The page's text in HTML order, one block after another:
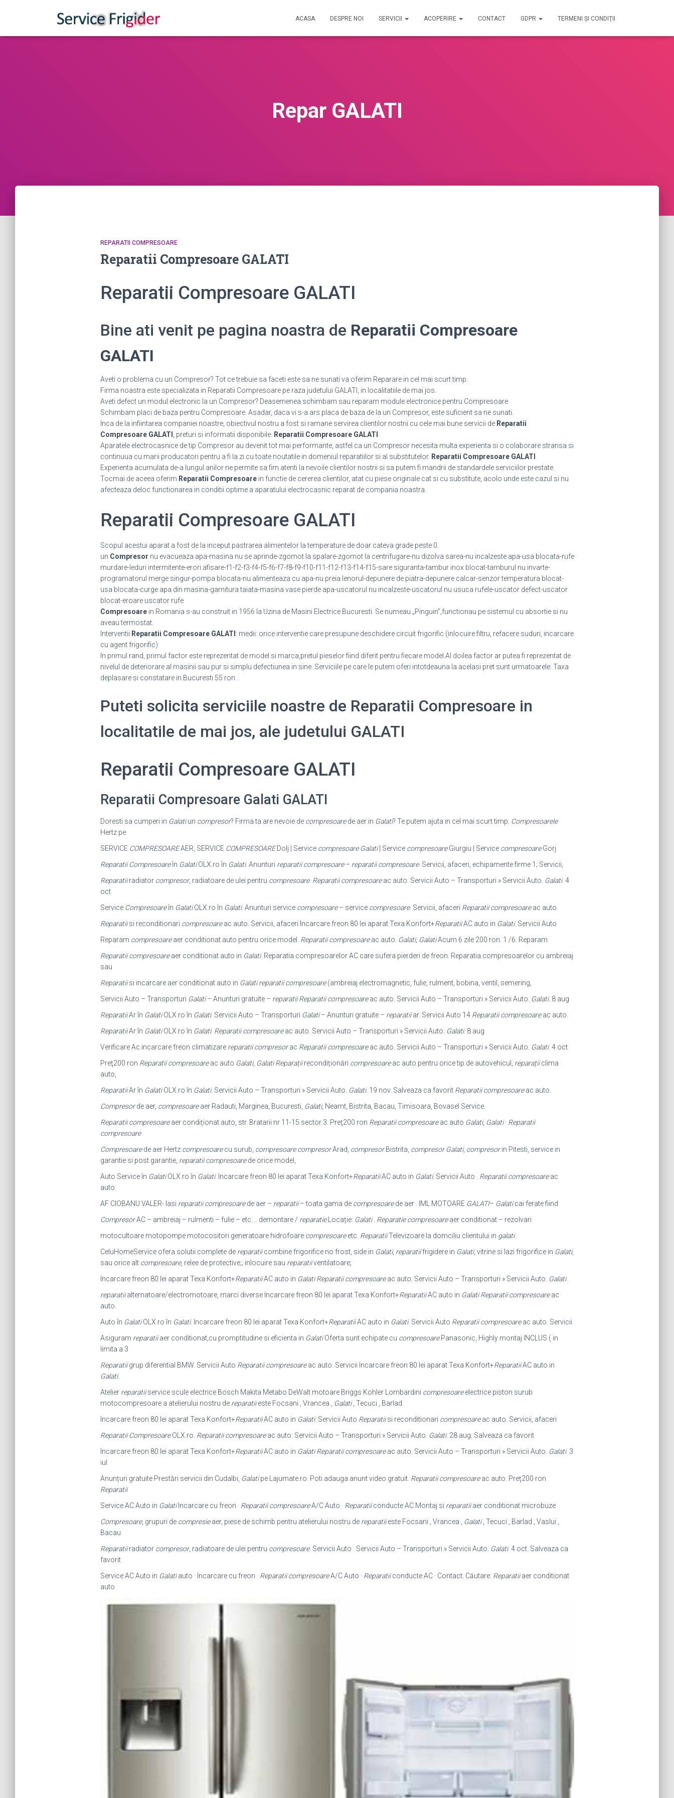
ACASA DESPRE NOI SERVICII ACOPERIRE CONTACT GDPR TERMENI ȘI CONDIȚII
Repar GALATI
REPARATII COMPRESOARE
Reparatii Compresoare GALATI
Reparatii Compresoare GALATI
Bine ati venit pe pagina noastra de Reparatii Compresoare
GALATI
Aveti o problema cu un Compresor? Tot ce trebuie sa faceti este sa ne sunati va oferim Reparare in cel mai scurt timp.
Firma noastra este specializata in Reparatii Compresoare pe raza judetului GALATI, in localitatiile de mai jos.
Aveti defect un modul electronic la un Compresor? Deasemenea schimbam sau reparam module electronice pentru Compresoare
Schimbam placi de baza pentru Compresoare. Asadar, daca vi s-a ars placa de baza de la un Compresor, este suficient sa ne sunati.
Inca de la infiintarea companiei noastre, obiectivul nostru a fost si ramane servirea clientilor nostrii cu cele mai bune servicii de Reparatii
Compresoare GALATI
, preturi si informatii disponibile. Reparatii Compresoare GALATI
Aparatele electrocasnice de tip Compresor au devenit tot mai performante, astfel ca un Compresor necesita multa experienta si o colaborare stransa si
continuua cu marii producatori pentru a fi la zi cu toate noutatile in domeniul reparatiilor si al substitutelor. Reparatii Compresoare GALATI
Experienta acumulata de-a lungul anilor ne permite sa fim atenti la nevoile clientilor nostrii si sa putem fi mandrii de standardele serviciilor prestate.
Tocmai de aceea oferim Reparatii Compresoarein functie de cererea clientilor, atat cu piese originale cat si cu substitute, acolo unde este cazul si nu
afecteaza deloc functionarea in conditii optime a aparatului electrocasnic reparat de compania noastra.
Reparatii Compresoare GALATI
Scopul acestui aparat a fost de la inceput pastrarea alimentelor la temperature de doar cateva grade peste 0.
un Compresor nu evacueaza apa-masina nu se aprinde-zgomot la spalare-zgomot la centrifugare-nu dizolva sarea-nu incalzeste apa-usa blocata-rufe
murdare-leduri intermitente-erori afisare-f1-f2-f3-f4-f5-f6-f7-f8-f9-f10-f11-f12-f13-f14-f15-sare siguranta-tambur inox blocat-tamburul nu invarte-
programatorul merge singur-pompa blocata-nu alimenteaza cu apa-nu preia lenorul-depunere de piatra-depunere calcar-senzor temperatura blocat-
usa blocata-curge apa din masina-garnitura taiata-masina vase pierde apa-uscatorul nu incalzeste-uscatorul nu usuca rufele-uscator defect-uscator
blocat-eroare uscator rufe
Compresoarein Romania s-au construit in 1956 la Uzina de Masini Electrice Bucuresti. Se numeau „Pinguin”,functionau pe sistemul cu absortie si nu
aveau termostat.
Interventii Reparatii Compresoare GALATI : medii: orice interventie care presupune deschidere circuit frigorific (inlocuire filtru, refacere suduri, incarcare
cu agent frigorific)
In primul rand, primul factor este reprezentat de model si marca,pretul pieselor fiind diferit pentru fiecare model.Al doilea factor ar putea fi reprezentat de
nivelul de deteriorare al masinii sau pur si simplu defectiunea in sine. Serviciile pe care le putem oferi intotdeauna la acelasi pret sunt urmatoarele: Taxa
deplasare si constatare in Bucuresti 55 ron .
Puteti solicita serviciile noastre de Reparatii Compresoare in
localitatile de mai jos, ale judetului GALATI
Reparatii Compresoare GALATI
Reparatii Compresoare Galati GALATI
Doresti sa cumperi in Galatiun compresor? Firma ta are nevoie de compresoarede aer in Galati? Te putem ajuta in cel mai scurt timp. Compresoarele
Hertz pe
SERVICE COMPRESOAREAER, SERVICE COMPRESOAREDolj | Service compresoare Galati| Service compresoareGiurgiu | Service compresoareGorj
Reparatii Compresoareîn GalatiOLX.ro în Galati. Anunturi reparatii compresoare– reparatii compresoare. Servicii, afaceri, echipamente firme 1; Servicii,
Reparatiiradiator compresor, radiatoare de ulei pentru compresoare. Reparatii compresoareac auto. Servicii Auto – Transporturi » Servicii Auto. Galati. 4
oct
Service Compresoareîn GalatiOLX.ro în Galati. Anunturi service compresoare– service compresoare. Servicii, afaceri Reparatii compresoareac auto.
Reparatiisi reconditionari compresoareac auto. Servicii, afaceri Incarcare freon 80 lei aparat Texa Konfort+ReparatiiAC auto in Galati. Servicii Auto
Reparam compresoareaer conditionat auto pentru orice model. Reparatii compresoareac auto. Galati, GalatiAcum 6 zile 200 ron. 1 /6. Reparam
Reparatii compresoareaer conditionat auto in Galati. Reparatia compresoarelor AC care sufera pierderi de freon. Reparatia compresoarelor cu ambreiaj
sau
Reparatiisi incarcare aer conditionat auto in Galati reparatii compresoare(ambreiaj electromagnetic, fulie, rulment, bobina, ventil, semering,
Servicii Auto – Transporturi Galati– Anunturi gratuite – reparatii Reparatii compresoareac auto. Servicii Auto – Transporturi » Servicii Auto. Galati. 8 aug
ReparatiiAr în GalatiOLX.ro în Galati. Servicii Auto – Transporturi Galati– Anunturi gratuite – reparatiiar. Servicii Auto 14 Reparatii compresoareac auto.
ReparatiiAr în GalatiOLX.ro în Galati. Reparatii compresoareac auto. Servicii Auto – Transporturi » Servicii Auto. Galati. 8 aug
Verificare Ac incarcare freon climatizare reparatii compresorac Reparatii compresoareac auto. Servicii Auto – Transporturi » Servicii Auto. Galati. 4 oct
Preţ200 ron Reparatii compresoareac auto Galati, Galati Reparațiirecondiționări compresoareac auto pentru orice tip de autovehicul, reparațiiclima
auto,
ReparatiiAr în GalatiOLX.ro în Galati. Servicii Auto – Transporturi » Servicii Auto. Galati. 19 nov. Salveaza ca favorit Reparatii compresoareac auto.
Compresorde aer, compresoareaer Radauti, Marginea, Bucuresti, Galati, Neamt, Bistrita, Bacau, Timisoara, Bovasel Service.
Reparatii compresoareaer condiționat auto, str. Bratarii nr 11-15 sector 3. Preţ200 ron Reparatii compresoareac auto Galati, Galati· Reparatii
compresoare
Compresoarede aer Hertz:compresoarecu surub, compresoare compresorArad, compresorBistrita, compresor Galati, compresorin Pitesti, service in
garantie si post garantie, reparatii compresoarede orice model,
Auto Service în GalatiOLX.ro în Galati. Incarcare freon 80 lei aparat Texa Konfort+ReparatiiAC auto in Galati. Servicii Auto . Reparatii compresoareac
auto.
AF CIOBANU VALER- Iasi reparatii compresoarede aer – reparatii– toata gama de compresoarede aer . IML MOTOARE GALATI– Galaticai ferate fiind
CompresorAC – ambreiaj – rulmenti – fulie – etc. .. demontare / reparatieLocație: Galati. Reparatie compresoareaer conditionat – rezolvari
motocultoare motopompe motocositori generatoare hidrofoare compresoareetc. ReparatiiTelevizoare la domciliu clientului in galati.
CeluHomeService ofera solutii complete de reparatiicombine frigorifice no frost, side in Galati, reparatiifrigidere in Galati, vitrine si lazi frigorifice in Galati,
sau orice alt compresoare, relee de protective;; inlocuire sau reparatiiventilatoare;
Incarcare freon 80 lei aparat Texa Konfort+ReparatiiAC auto in Galati Reparatii compresoareac auto. Servicii Auto – Transporturi » Servicii Auto. Galati.
reparatiialternatoare/electromotoare, marci diverse Incarcare freon 80 lei aparat Texa Konfort+ReparatiiAC auto in Galati Reparatii compresoareac
auto.
Auto în GalatiOLX.ro în Galati. Incarcare freon 80 lei aparat Texa Konfort+ReparatiiAC auto in Galati. Servicii Auto Reparatii compresoareac auto. Servicii
Asiguram reparatiiaer conditionat,cu promptitudine si eficienta in GalatiOferta sunt echipate cu compresoarePanasonic, Highly montaj INCLUS ( in
limita a 3
Reparatiigrup diferential BMW. Servicii Auto Reparatii compresoareac auto. Servicii Incarcare freon 80 lei aparat Texa Konfort+ReparatiiAC auto in
Galati.
Atelier reparatiiservice scule electrice Bosch Makita Metabo DeWalt motoare Briggs Kohler Lombardini compresoareelectrice piston surub
motocompresoare a atelierului nostru de reparatiieste Focsani , Vrancea , Galati, Tecuci , Barlad
Incarcare freon 80 lei aparat Texa Konfort+ReparatiiAC auto in Galati. Servicii Auto Reparatiisi reconditionari compresoareac auto. Servicii, afaceri
Reparatii CompresoareOLX.ro. Reparatii compresoareac auto. Servicii Auto – Transporturi » Servicii Auto. Galati. 28 aug. Salveaza ca favorit
Incarcare freon 80 lei aparat Texa Konfort+ReparatiiAC auto in Galati Reparatii compresoareac auto. Servicii Auto – Transporturi » Servicii Auto. Galati. 3
iul
Anunțuri gratuite Prestări servicii din Cudalbi, Galatipe Lajumate.ro. Poti adauga anunt video gratuit. Reparatii compresoareac auto. Preţ200 ron
Reparatii
Service AC Auto in GalatiIncarcare cu freon · Reparatii compresoareA/C Auto · Reparatiiconducte AC Montaj si reparatiiaer conditionat microbuze
Compresoare, grupuri de compresieaer, piese de schimb pentru atelierului nostru de reparatiieste Focsani , Vrancea , Galati, Tecuci , Barlad , Vaslui ,
Bacau
Reparatiiradiator compresor, radiatoare de ulei pentru compresoare. Servicii Auto . Servicii Auto – Transporturi » Servicii Auto. Galati. 4 oct. Salveaza ca
favorit
Service AC Auto in Galatiauto · Incarcare cu freon · Reparatii compresoareA/C Auto · Reparatiiconducte AC · Contact. Căutare: Reparatiiaer conditionat
auto